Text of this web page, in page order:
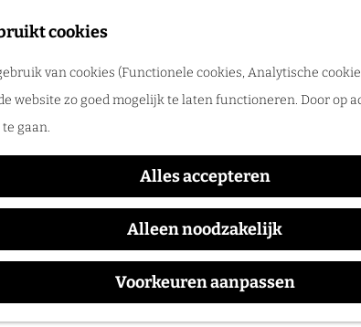
cookies
van cookies (Functionele cookies, Analytische
website zo goed mogelijk te laten functioneren. Door op
gaan.
Alles accepteren
Alleen noodzakelijk
Voorkeuren aanpassen
in de regio Arnhem
de leukste zomeruitjes, zwemplekken, festivals en
ArtBorne 2026
Oosterbeek
Wanneer:
zaterdag 5 september